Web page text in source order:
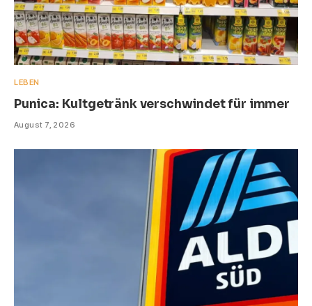
LEBEN
Punica: Kultgetränk verschwindet für immer
August 7, 2026